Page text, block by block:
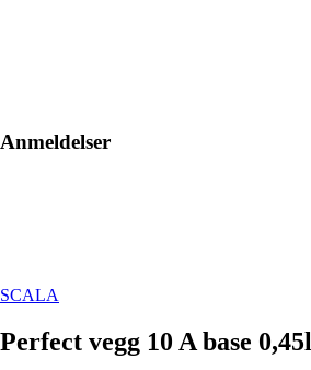
Anmeldelser
SCALA
Perfect vegg 10 A base 0,45l